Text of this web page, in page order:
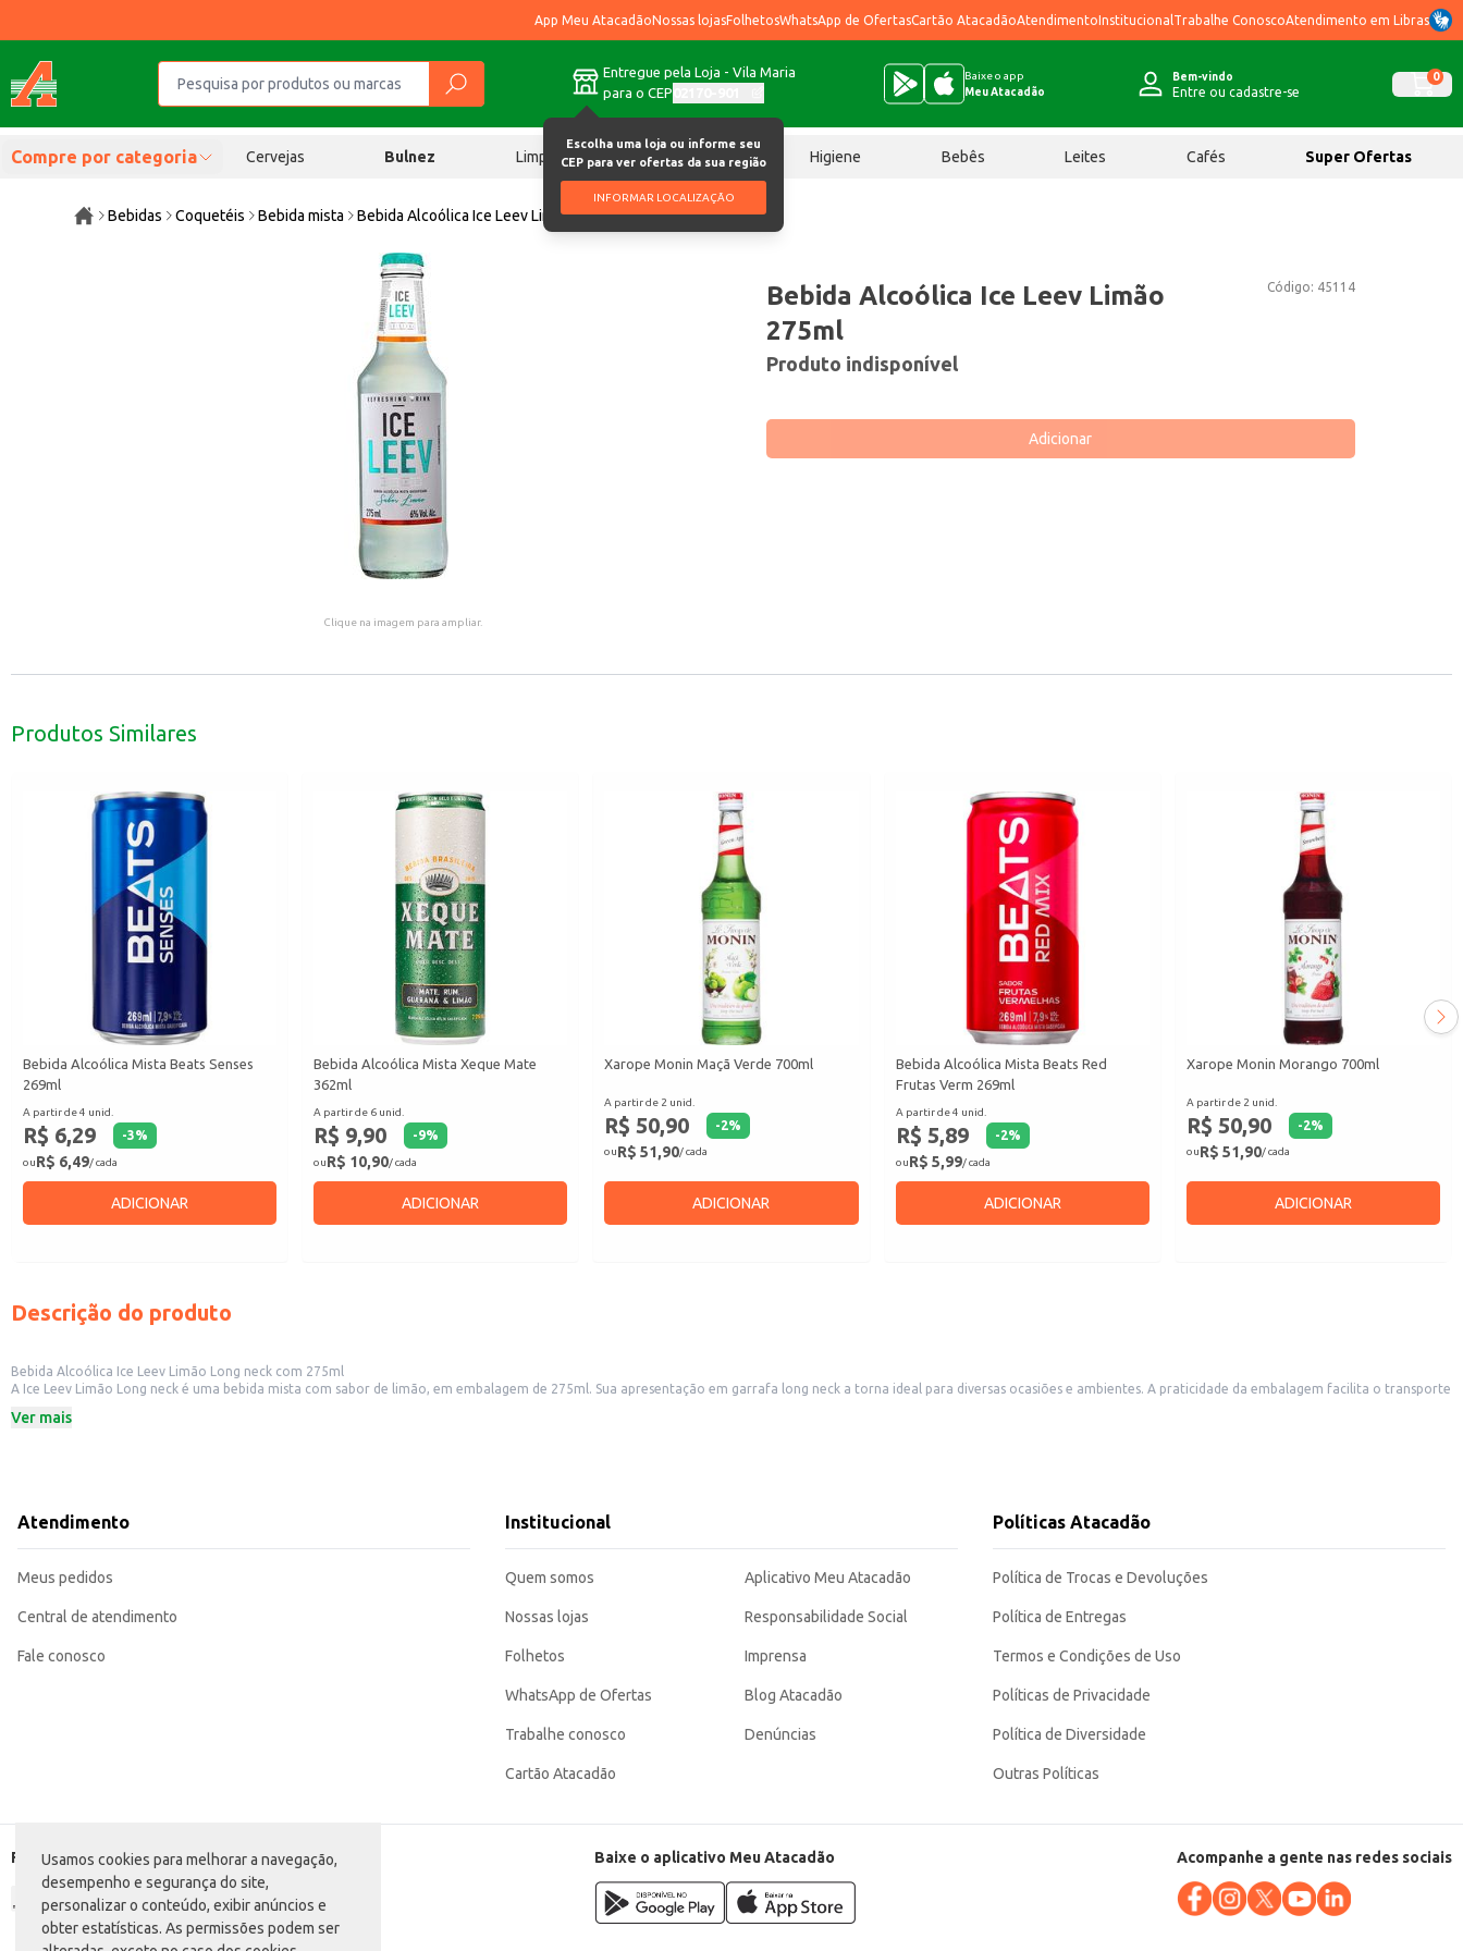
Usamos cookies para melhorar a navegação,
desempenho e segurança do site,
personalizar o conteúdo, exibir anúncios e
obter estatísticas. As permissões podem ser
App Meu AtacadãoNossas lojasFolhetosWhatsApp de OfertasCartão AtacadãoAtendimentoInstitucional Trabalhe ConoscoAtendimento em Libras
Entregue pela Loja - Vila Maria
para o CEP
Escolha uma loja ou informe seu
CEP para ver ofertas da sua região
INFORMAR LOCALIZAÇÃO
Baixe o app
Meu Atacadão
Bem-vindo
Entre ou cadastre-se
0
Compre por categoria Cervejas Bulnez Limpeza Chocolates Higiene Bebês Leites Cafés Super Ofertas
Bebidas Coquetéis Bebida mista Bebida Alcoólica Ice Leev Limão 275ml
Clique na imagem para ampliar.
Código: 45114
Bebida Alcoólica Ice Leev Limão
275ml
Produto indisponível
Adicionar
Produtos Similares
Bebida Alcoólica Mista Beats Senses
269ml
A partir de 4 unid.
R$ 6,29 -3%
ouR$ 6,49/ cada
ADICIONAR
Bebida Alcoólica Mista Xeque Mate
362ml
A partir de 6 unid.
R$ 9,90 -9%
ouR$ 10,90/ cada
ADICIONAR
Xarope Monin Maçã Verde 700ml
A partir de 2 unid.
R$ 50,90 -2%
ouR$ 51,90/ cada
ADICIONAR
Bebida Alcoólica Mista Beats Red
Frutas Verm 269ml
A partir de 4 unid.
R$ 5,89 -2%
ouR$ 5,99/ cada
ADICIONAR
Xarope Monin Morango 700ml
A partir de 2 unid.
R$ 50,90 -2%
ouR$ 51,90/ cada
ADICIONAR
Descrição do produto
Bebida Alcoólica Ice Leev Limão Long neck com 275ml
A Ice Leev Limão Long neck é uma bebida mista com sabor de limão, em embalagem de 275ml. Sua apresentação em garrafa long neck a torna ideal para diversas ocasiões e ambientes. A praticidade da embalagem facilita o transporte
Dicas de uso:
Marca: Leev
Departamento: Bebidas
Conteúdo: 275ml
Ver mais
Atendimento
Meus pedidos
Central de atendimento
Fale conosco
Institucional
Quem somos
Nossas lojas
Folhetos
WhatsApp de Ofertas
Trabalhe conosco
Cartão Atacadão
Aplicativo Meu Atacadão
Responsabilidade Social
Imprensa
Blog Atacadão
Denúncias
Políticas Atacadão
Política de Trocas e Devoluções
Política de Entregas
Termos e Condições de Uso
Políticas de Privacidade
Política de Diversidade
Outras Políticas
Formas de pagamento Baixe o aplicativo Meu Atacadão Acompanhe a gente nas redes sociais